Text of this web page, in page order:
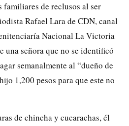
de reclusos al ser
Rafael Lara de CDN, canal
Nacional La Victoria
una señora que no se identificó
semanalmente al “dueño de
1,200 pesos para que este no
de chincha y cucarachas, él